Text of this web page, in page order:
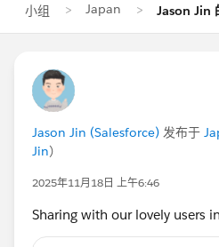
小组 Japan Jason Jin
Jason Jin (Salesforce) 发布于
Jin）
2025年11月18日 上午6:46
Sharing with our lovely users